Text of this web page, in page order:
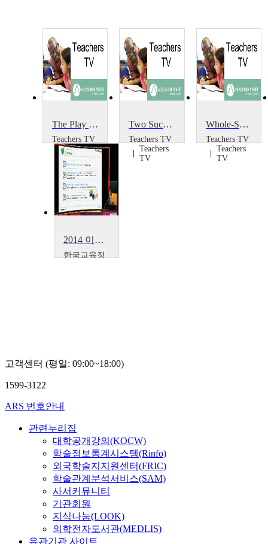
The Play Project
Teachers TV
Teachers
TV
Two Successful Projects
Teachers TV
Teachers
TV
Whole-School Portrait Project
Teachers TV
Teachers
TV
2014 이러닝 국제 콘퍼런스 : What is the Lessons from Education Support Project~
한국교육정
고객센터 (평일: 09:00~18:00)
1599-3122
ARS 번호안내
관련누리집
대학공개강의(KOCW)
학술정보통계시스템(Rinfo)
외국학술지지원센터(FRIC)
학술관계분석서비스(SAM)
사서커뮤니티
기관회원
지식나눔(LOOK)
의학전자도서관(MEDLIS)
유관기관 사이트